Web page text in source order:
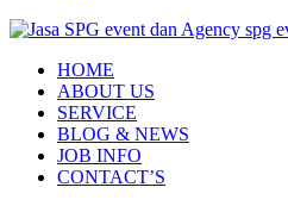
HOME
ABOUT US
SERVICE
BLOG & NEWS
JOB INFO
CONTACT’S